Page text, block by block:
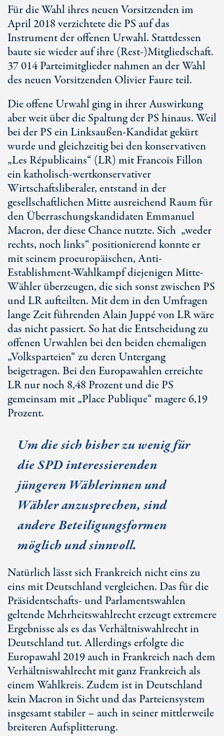
Für die Wahl ihres neuen Vorsitzenden im
April 2018 verzichtete die PS auf das
Instrument der offenen Urwahl. Stattdessen
baute sie wieder auf ihre (Rest-)Mitgliedschaft.
37 014 Parteimitglieder nahmen an der Wahl
des neuen Vorsitzenden Olivier Faure teil.
Die offene Urwahl ging in ihrer Auswirkung
aber weit über die Spaltung der PS hinaus. Weil
bei der PS ein Linksaußen-Kandidat gekürt
wurde und gleichzeitig bei den konservativen
„Les Républicains“ (LR) mit Francois Fillon
ein katholisch-wertkonservativer
Wirtschaftsliberaler, entstand in der
gesellschaftlichen Mitte ausreichend Raum für
den Überraschungskandidaten Emmanuel
Macron, der diese Chance nutzte. Sich „weder
rechts, noch links“ positionierend konnte er
mit seinem proeuropäischen, Anti-
Establishment-Wahlkampf diejenigen Mitte-
Wähler überzeugen, die sich sonst zwischen PS
und LR aufteilten. Mit dem in den Umfragen
lange Zeit führenden Alain Juppé von LR wäre
das nicht passiert. So hat die Entscheidung zu
offenen Urwahlen bei den beiden ehemaligen
„Volksparteien“ zu deren Untergang
beigetragen. Bei den Europawahlen erreichte
LR nur noch 8,48 Prozent und die PS
gemeinsam mit „Place Publique“ magere 6,19
Prozent.
Um die sich bisher zu wenig für
die SPD interessierenden
jüngeren Wählerinnen und
Wähler anzusprechen, sind
andere Beteiligungsformen
möglich und sinnvoll.
Natürlich lässt sich Frankreich nicht eins zu
eins mit Deutschland vergleichen. Das für die
Präsidentschafts- und Parlamentswahlen
geltende Mehrheitswahlrecht erzeugt extremere
Ergebnisse als es das Verhältniswahlrecht in
Deutschland tut. Allerdings erfolgte die
Europawahl 2019 auch in Frankreich nach dem
Verhältniswahlrecht mit ganz Frankreich als
einem Wahlkreis. Zudem ist in Deutschland
kein Macron in Sicht und das Parteiensystem
insgesamt stabiler – auch in seiner mittlerweile
breiteren Aufsplitterung.